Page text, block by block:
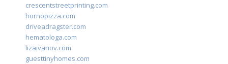
crescentstreetprinting.com
hornopizza.com
driveadragster.com
hematologa.com
lizaivanov.com
guesttinyhomes.com